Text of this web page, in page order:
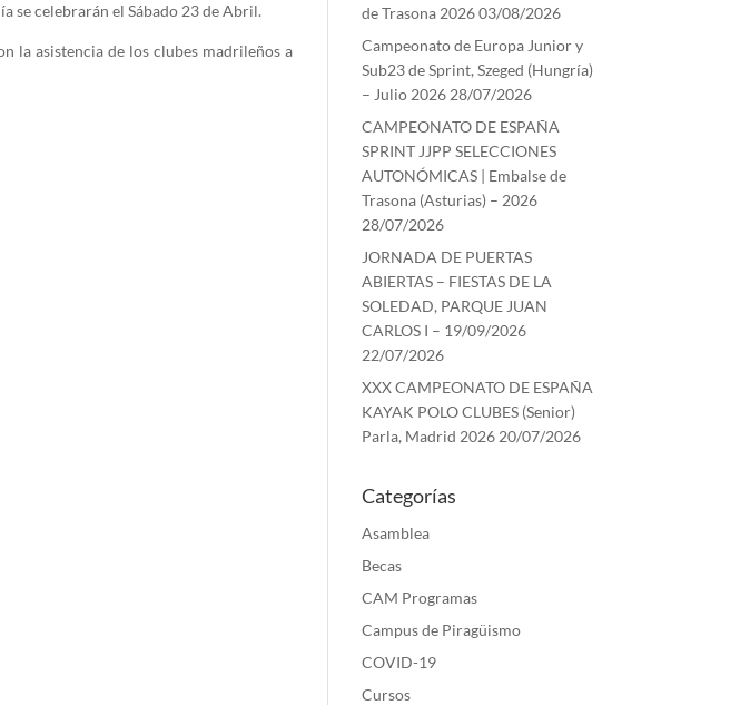
se celebrarán el Sábado 23 de Abril.
la asistencia de los clubes madrileños a
de Trasona 202603/08/2026
Campeonato de Europa Junior y
Sub23 de Sprint, Szeged (Hungría)
– Julio 2026 28/07/2026
CAMPEONATO DE ESPAÑA
SPRINT JJPP SELECCIONES
AUTONÓMICAS | Embalse de
Trasona (Asturias) – 2026
28/07/2026
JORNADA DE PUERTAS
ABIERTAS – FIESTAS DE LA
SOLEDAD, PARQUE JUAN
CARLOS I – 19/09/2026
22/07/2026
XXX CAMPEONATO DE ESPAÑA
KAYAK POLO CLUBES (Senior)
Parla, Madrid 2026 20/07/2026
Categorías
Asamblea
Becas
CAM Programas
Campus de Piragüismo
COVID-19
Cursos